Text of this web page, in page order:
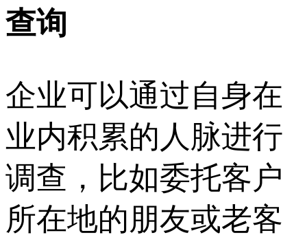
查询
企业可以通过自身在
业内积累的人脉进行
调查，比如委托客户
所在地的朋友或老客